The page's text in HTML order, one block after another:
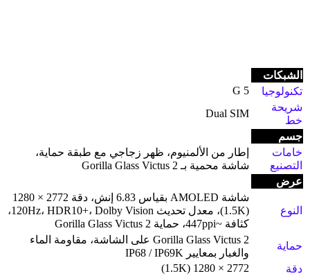
الشبكات
تكنولوجيا
5 G
شريحة
خط
Dual SIM
جسم
خامات
التصنيع
إطار من الألمنيوم، ظهر زجاجي مع طبقة حماية،
شاشة محمية بـ Gorilla Glass Victus 2
عرض
النوع
شاشة AMOLED بقياس 6.83 إنش، دقة 2772 × 1280
(1.5K)، معدل تحديث 120Hz، HDR10+، Dolby Vision،
كثافة ~447ppi، حماية Gorilla Glass Victus 2
حماية
Gorilla Glass Victus 2 على الشاشة، مقاومة الماء
والغبار بمعايير IP68 / IP69K
دقة
2772 × 1280 (1.5K)